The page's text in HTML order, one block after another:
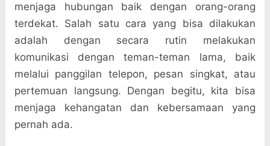
menjaga hubungan baik dengan orang-orang
terdekat. Salah satu cara yang bisa dilakukan
adalah dengan secara rutin melakukan
komunikasi dengan teman-teman lama, baik
melalui panggilan telepon, pesan singkat, atau
pertemuan langsung. Dengan begitu, kita bisa
menjaga kehangatan dan kebersamaan yang
pernah ada.